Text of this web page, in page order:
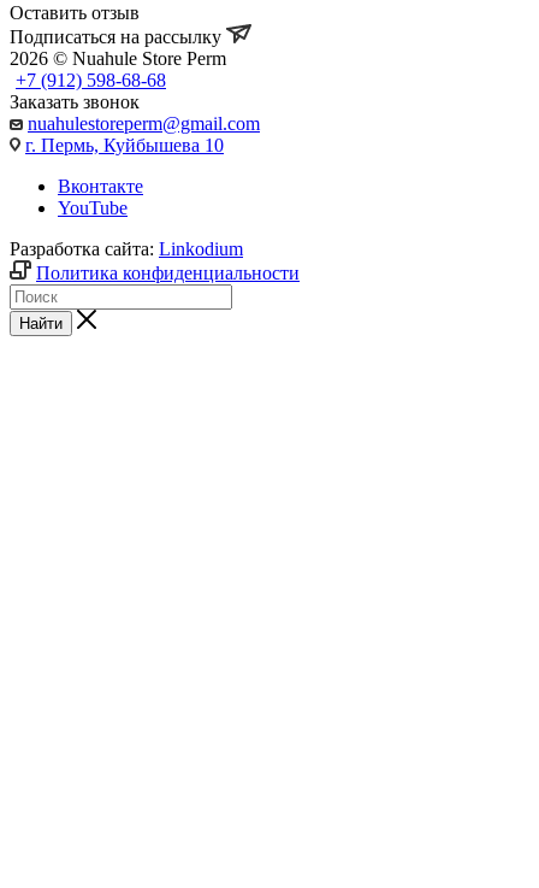
Оставить отзыв
Подписаться на рассылку
2026 © Nuahule Store Perm
+7 (912) 598-68-68
Заказать звонок
nuahulestoreperm@gmail.com
г. Пермь, Куйбышева 10
Вконтакте
YouTube
Разработка сайта: Linkodium
Политика конфиденциальности
Найти